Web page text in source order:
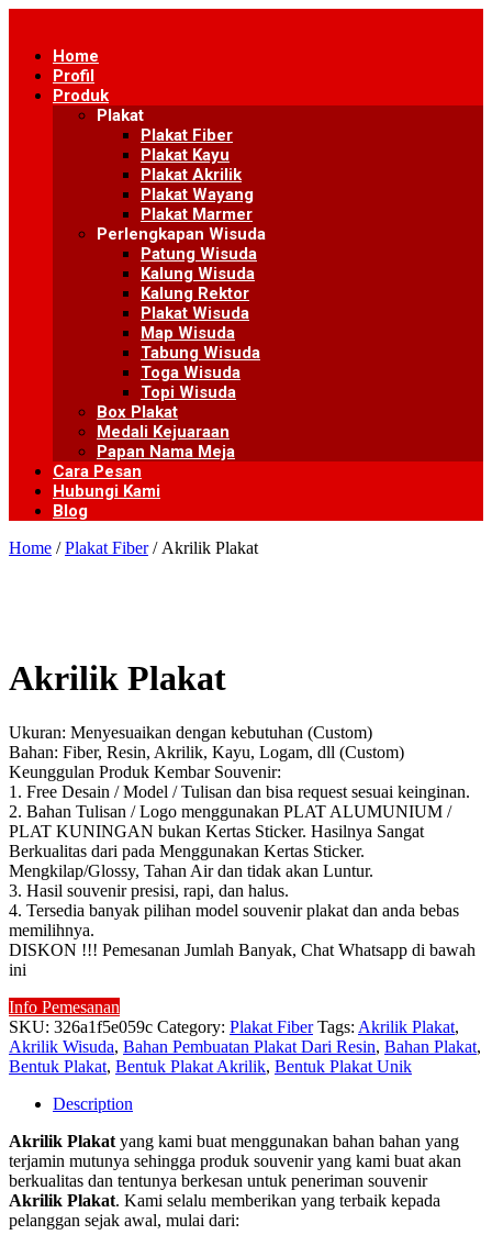
contentHome
Profil
Produk
Plakat
Plakat Fiber
Plakat Kayu
Plakat Akrilik
Plakat Wayang
Plakat Marmer
Perlengkapan Wisuda
Patung Wisuda
Kalung Wisuda
Kalung Rektor
Plakat Wisuda
Map Wisuda
Tabung Wisuda
Toga Wisuda
Topi Wisuda
Box Plakat
Medali Kejuaraan
Papan Nama Meja
Cara Pesan
Hubungi Kami
Blog
Home /Plakat Fiber/ Akrilik Plakat
Akrilik Plakat
Ukuran: Menyesuaikan dengan kebutuhan (Custom)
Bahan: Fiber, Resin, Akrilik, Kayu, Logam, dll (Custom)
Keunggulan Produk Kembar Souvenir:
1. Free Desain / Model / Tulisan dan bisa request sesuai keinginan.
2. Bahan Tulisan / Logo menggunakan PLAT ALUMUNIUM /
PLAT KUNINGAN bukan Kertas Sticker. Hasilnya Sangat
Berkualitas dari pada Menggunakan Kertas Sticker.
Mengkilap/Glossy, Tahan Air dan tidak akan Luntur.
3. Hasil souvenir presisi, rapi, dan halus.
4. Tersedia banyak pilihan model souvenir plakat dan anda bebas
memilihnya.
DISKON !!! Pemesanan Jumlah Banyak, Chat Whatsapp di bawah
ini
Info Pemesanan
SKU: 326a1f5e059c Category: Plakat Fiber Tags: Akrilik Plakat,
Akrilik Wisuda, Bahan Pembuatan Plakat Dari Resin, Bahan Plakat,
Bentuk Plakat, Bentuk Plakat Akrilik, Bentuk Plakat Unik
Description
Akrilik Plakat yang kami buat menggunakan bahan bahan yang
terjamin mutunya sehingga produk souvenir yang kami buat akan
berkualitas dan tentunya berkesan untuk peneriman souvenir
Akrilik Plakat. Kami selalu memberikan yang terbaik kepada
pelanggan sejak awal, mulai dari: